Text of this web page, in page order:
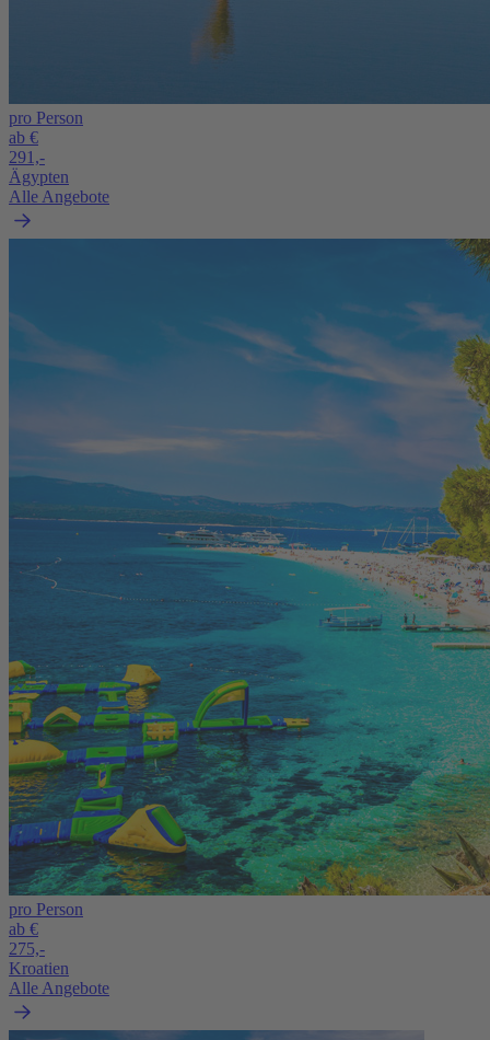
pro Person
ab €
291,-
Ägypten
Alle Angebote
pro Person
ab €
275,-
Kroatien
Alle Angebote